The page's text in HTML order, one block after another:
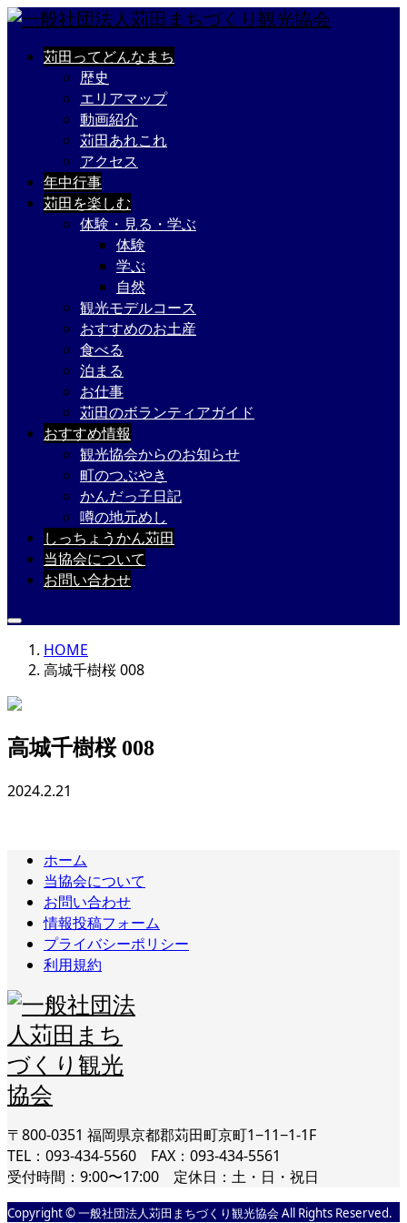
苅田ってどんなまち
歴史
エリアマップ
動画紹介
苅田あれこれ
アクセス
年中行事
苅田を楽しむ
体験・見る・学ぶ
体験
学ぶ
自然
観光モデルコース
おすすめのお土産
食べる
泊まる
お仕事
苅田のボランティアガイド
おすすめ情報
観光協会からのお知らせ
町のつぶやき
かんだっ子日記
噂の地元めし
しっちょうかん苅田
当協会について
お問い合わせ
HOME
高城千樹桜 008
高城千樹桜 008
2024.2.21
ホーム
当協会について
お問い合わせ
情報投稿フォーム
プライバシーポリシー
利用規約
〒800-0351 福岡県京都郡苅田町京町1−11−1-1F
TEL：093-434-5560 FAX：093-434-5561
受付時間：9:00〜17:00 定休日：土・日・祝日
Copyright © 一般社団法人苅田まちづくり観光協会 All Rights Reserved.